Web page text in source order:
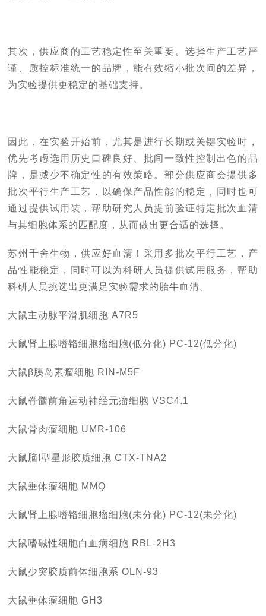
其次，供应商的工艺稳定性至关重要。选择生产工艺严
谨、质控标准统一的品牌，能有效缩小批次间的差异，
为实验提供更稳定的基础支持。
因此，在实验开始前，尤其是进行长期或关键实验时，
优先考虑选用历史口碑良好、批间一致性控制出色的品
牌，是减少不确定性的有效策略。部分供应商会提供多
批次平行生产工艺，以确保产品性能的稳定，同时也可
通过提供试用装，帮助研究人员提前验证特定批次血清
与其细胞体系的匹配度，从而做出更合适的选择。
苏州千舍生物，供应好血清！采用多批次平行工艺，产
品性能稳定，同时可以为科研人员提供试用服务，帮助
科研人员挑选出更满足实验需求的胎牛血清。
大鼠主动脉平滑肌细胞 A7R5
大鼠肾上腺嗜铬细胞瘤细胞(低分化) PC-12(低分化)
大鼠β胰岛素瘤细胞 RIN-M5F
大鼠脊髓前角运动神经元瘤细胞 VSC4.1
大鼠骨肉瘤细胞 UMR-106
大鼠脑I型星形胶质细胞 CTX-TNA2
大鼠垂体瘤细胞 MMQ
大鼠肾上腺嗜铬细胞瘤细胞(未分化) PC-12(未分化)
大鼠嗜碱性细胞白血病细胞 RBL-2H3
大鼠少突胶质前体细胞系 OLN-93
大鼠垂体瘤细胞 GH3